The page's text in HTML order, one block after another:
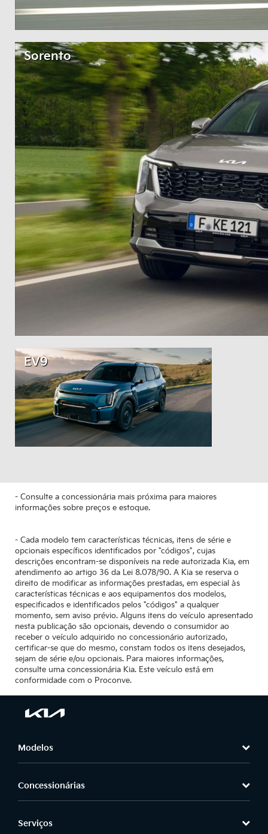
Sorento
EV9
- Consulte a concessionária mais próxima para maiores
informações sobre preços e estoque.
- Cada modelo tem características técnicas, itens de série e
opcionais específicos identificados por "códigos", cujas
descrições encontram-se disponíveis na rede autorizada Kia, em
atendimento ao artigo 36 da Lei 8.078/90. A Kia se reserva o
direito de modificar as informações prestadas, em especial às
características técnicas e aos equipamentos dos modelos,
especificados e identificados pelos "códigos" a qualquer
momento, sem aviso prévio. Alguns itens do veículo apresentado
nesta publicação são opcionais, devendo o consumidor ao
receber o veículo adquirido no concessionário autorizado,
certificar-se que do mesmo, constam todos os itens desejados,
sejam de série e/ou opcionais. Para maiores informações,
consulte uma concessionária Kia. Este veículo está em
conformidade com o Proconve.
Modelos
Concessionárias
Serviços